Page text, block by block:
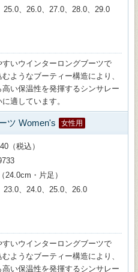
25.0、26.0、27.0、28.0、29.0
いウインターロングブーツで
ようなブーティー構造により、
い保温性を発揮するシンサレー
適しています。
ツ Women's 女性用
（税込）
24.0cm・片足）
23.0、24.0、25.0、26.0
いウインターロングブーツで
ようなブーティー構造により、
い保温性を発揮するシンサレー